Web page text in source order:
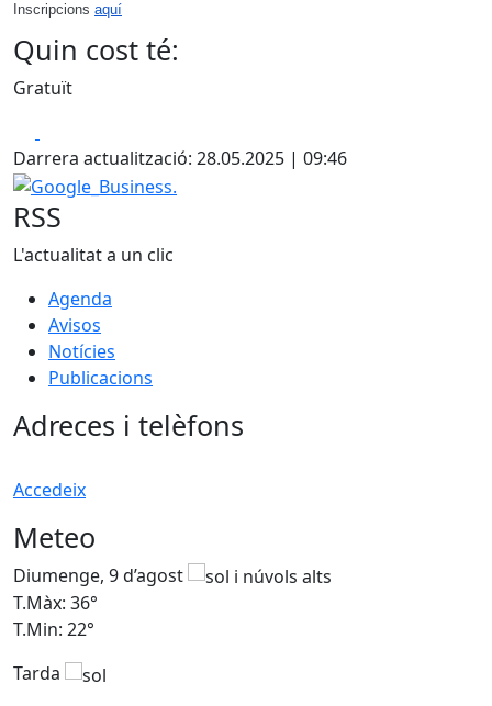
Inscripcions aquí
Quin cost té:
Gratuït
Darrera actualització: 28.05.2025 | 09:46
Google_Business.
RSS
L'actualitat a un clic
Agenda
Avisos
Notícies
Publicacions
Adreces i telèfons
Accedeix
Meteo
Diumenge, 9 d’agost
T.Màx: 36°
T.Min: 22°
Tarda